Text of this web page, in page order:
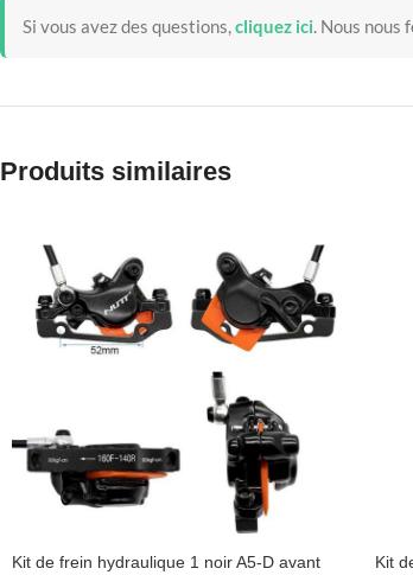
Si vous avez des questions,cliquez ici. Nous nous
Produits similaires
Kit de frein hydraulique 1 noir A5-D avant Kit